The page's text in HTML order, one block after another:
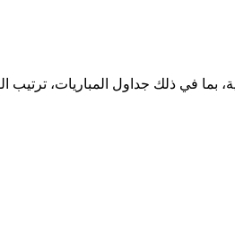
بما في ذلك جداول المباريات، ترتيب